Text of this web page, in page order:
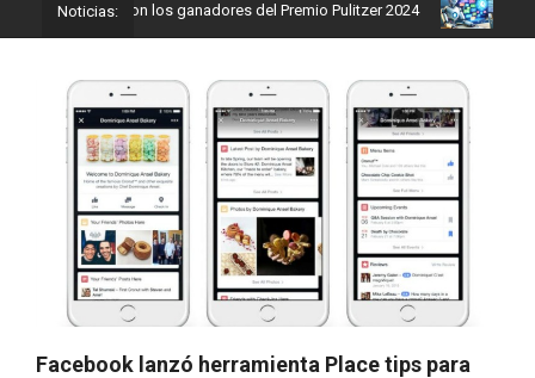
Noticias:
Estos son los ganadores del Premio Pulitzer 2024
Facebook lanzó herramienta Place tips para